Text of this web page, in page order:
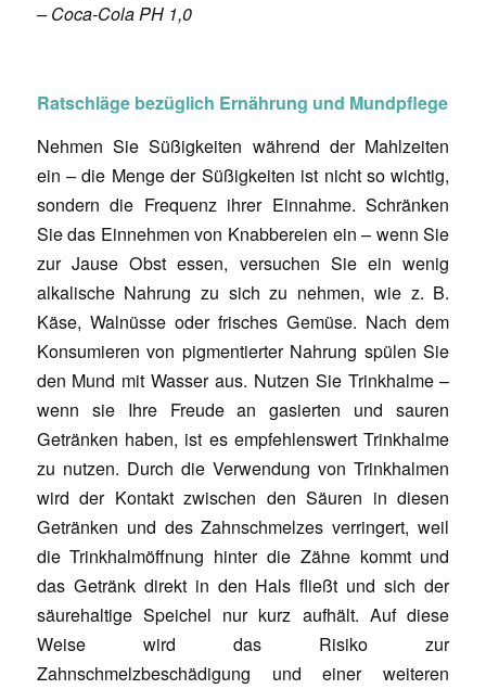
– Coca-Cola PH 1,0
Ratschläge bezüglich Ernährung und Mundpflege
Nehmen Sie Süßigkeiten während der Mahlzeiten
ein –die Menge der Süßigkeiten ist nicht so wichtig,
sondern die Frequenz ihrer Einnahme. Schränken
Sie das Einnehmen von Knabbereien ein – wenn Sie
zur Jause Obst essen, versuchen Sie ein wenig
alkalische Nahrung zu sich zu nehmen, wie z. B.
Käse, Walnüsse oder frisches Gemüse. Nach dem
Konsumieren von pigmentierter Nahrung spülen Sie
den Mund mit Wasser aus. Nutzen Sie Trinkhalme –
wenn sie Ihre Freude an gasierten und sauren
Getränken haben, ist es empfehlenswert Trinkhalme
zu nutzen. Durch die Verwendung von Trinkhalmen
wird der Kontakt zwischen den Säuren in diesen
Getränken und des Zahnschmelzes verringert, weil
die Trinkhalmöffnung hinter die Zähne kommt und
das Getränk direkt in den Hals fließt und sich der
säurehaltige Speichel nur kurz aufhält. Auf diese
Weise wird das Risiko zur
Zahnschmelzbeschädigung und einer weiteren